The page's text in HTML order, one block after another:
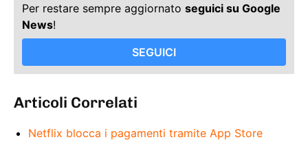
Per restare sempre aggiornato seguici su Google
News!
SEGUICI
Articoli Correlati
Netflix blocca i pagamenti tramite App Store